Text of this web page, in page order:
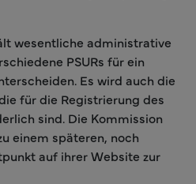
wesentliche administrative
PSURs für ein
Es wird auch die
für die Registrierung des
sind. Die Kommission
einem späteren, noch
auf ihrer Website zur